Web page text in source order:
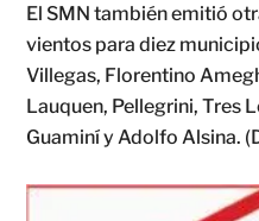
El SMN también emitió
vientos para diez
Villegas, Florentino
Lauquen, Pellegrini, Tres
Guaminí y Adolfo Alsina.